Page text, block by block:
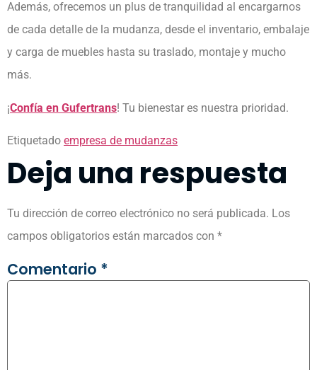
Además, ofrecemos un plus de tranquilidad al encargarnos
de cada detalle de la mudanza, desde el inventario, embalaje
y carga de muebles hasta su traslado, montaje y mucho
más.
¡Confía en Gufertrans! Tu bienestar es nuestra prioridad.
Etiquetado empresa de mudanzas
Deja una respuesta
Tu dirección de correo electrónico no será publicada. Los
campos obligatorios están marcados con *
Comentario *